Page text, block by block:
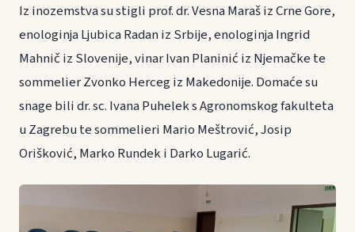
Iz inozemstva su stigli prof. dr. Vesna Maraš iz Crne Gore,
enologinja Ljubica Radan iz Srbije, enologinja Ingrid
Mahnič iz Slovenije, vinar Ivan Planinić iz Njemačke te
sommelier Zvonko Herceg iz Makedonije. Domaće su
snage bili dr. sc. Ivana Puhelek s Agronomskog fakulteta
u Zagrebu te sommelieri Mario Meštrović, Josip
Orišković, Marko Rundek i Darko Lugarić.